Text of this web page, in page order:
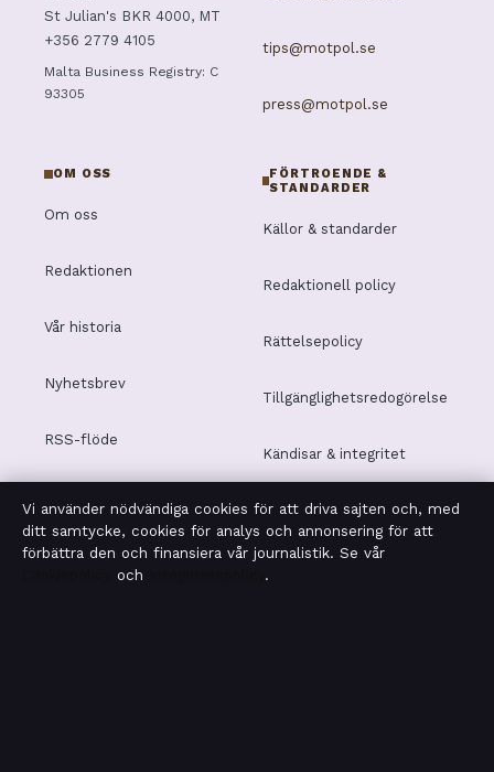
St Julian's BKR 4000, MT
+356 2779 4105
Malta Business Registry: C
93305
tips@motpol.se
press@motpol.se
OM OSS
Om oss
Redaktionen
Vår historia
Nyhetsbrev
RSS-flöde
FÖRTROENDE &
STANDARDER
Källor & standarder
Redaktionell policy
Rättelsepolicy
Tillgänglighetsredogörelse
Kändisar & integritet
Integritetspolicy
Vi använder nödvändiga cookies för att driva sajten och, med
ditt samtycke, cookies för analys och annonsering för att
förbättra den och finansiera vår journalistik. Se vår
och .